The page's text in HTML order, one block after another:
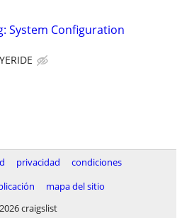
System Configuration
privacidad
condiciones
mapa del sitio
craigslist